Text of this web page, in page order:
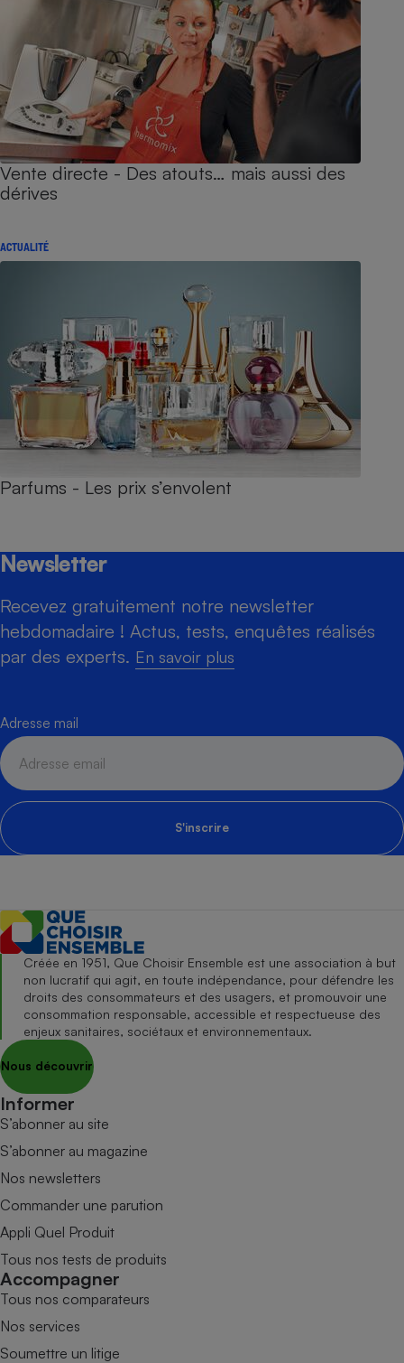
Vente directe - Des atouts… mais aussi des
dérives
ACTUALITÉ
Parfums - Les prix s’envolent
Newsletter
Recevez gratuitement notre newsletter
hebdomadaire ! Actus, tests, enquêtes réalisés
par des experts. En savoir plus
Adresse mail
S'inscrire
Créée en 1951, Que Choisir Ensemble est une association à but
non lucratif qui agit, en toute indépendance, pour défendre les
droits des consommateurs et des usagers, et promouvoir une
consommation responsable, accessible et respectueuse des
enjeux sanitaires, sociétaux et environnementaux.
Nous découvrir
Informer
S’abonner au site
S’abonner au magazine
Nos newsletters
Commander une parution
Appli Quel Produit
Tous nos tests de produits
Accompagner
Tous nos comparateurs
Nos services
Soumettre un litige